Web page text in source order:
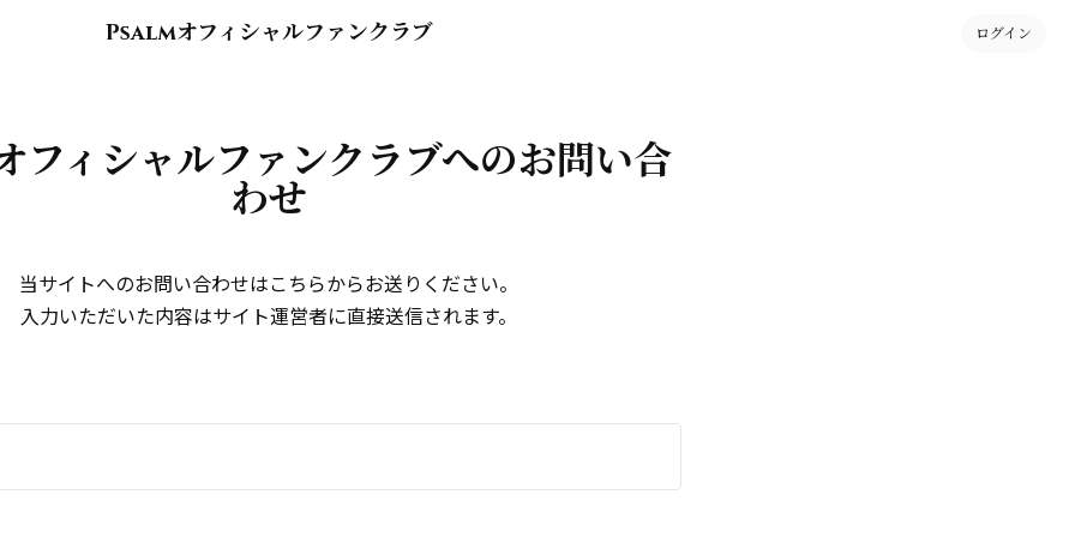
Psalmオフィシャルファンクラブ ログイン
ィシャルファンクラブへのお問い合
わせ
当サイトへのお問い合わせはこちらからお送りください。
入力いただいた内容はサイト運営者に直接送信されます。